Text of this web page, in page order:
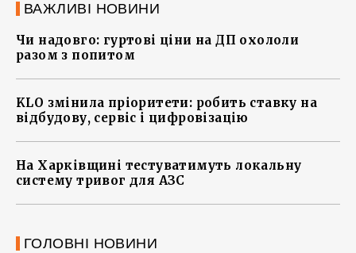
ВАЖЛИВІ НОВИНИ
Чи надовго: гуртові ціни на ДП охололи
разом з попитом
KLO змінила пріоритети: робить ставку на
відбудову, сервіс і цифровізацію
На Харківщині тестуватимуть локальну
систему тривог для АЗС
ГОЛОВНІ НОВИНИ